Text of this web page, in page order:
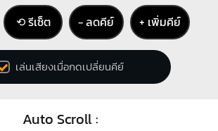
⟲ รีเซ็ต − ลดคีย์ + เพิ่มคีย์
เล่นเสียงเมื่อกดเปลี่ยนคีย์
Auto Scroll :